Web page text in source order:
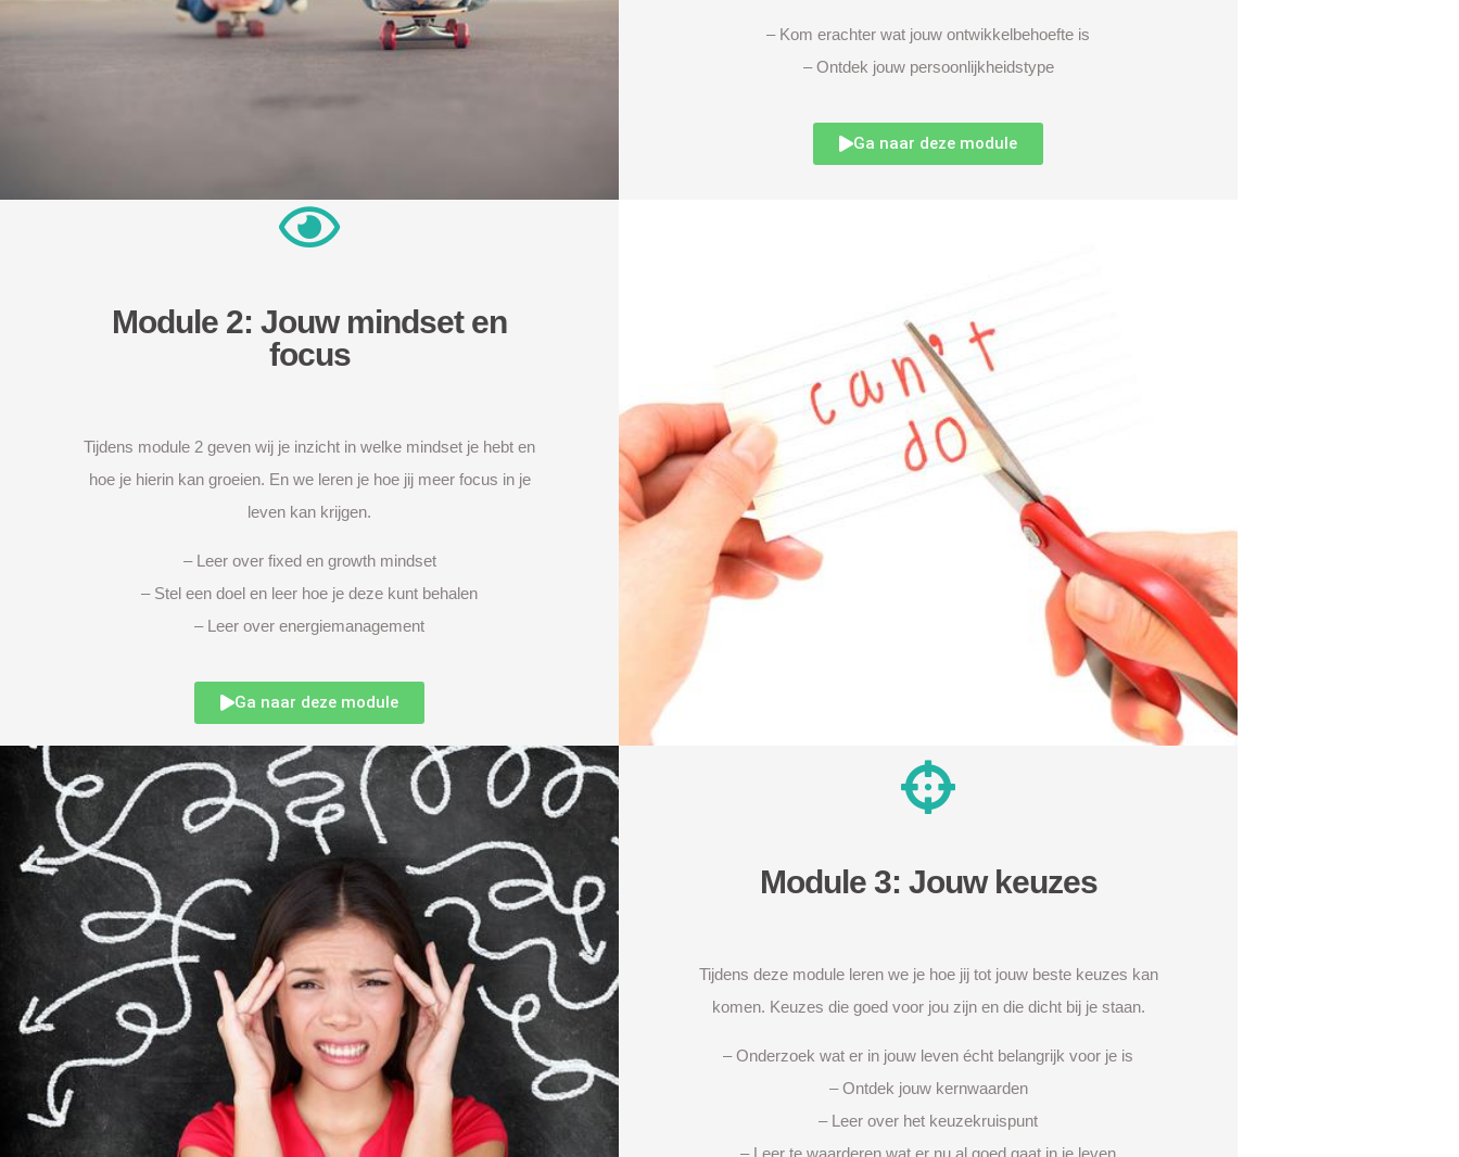
– Kom erachter wat jouw ontwikkelbehoefte is
– Ontdek jouw persoonlijkheidstype
Ga naar deze module
Module 2: Jouw mindset en
focus
Tijdens module 2 geven wij je inzicht in welke mindset je hebt en
hoe je hierin kan groeien. En we leren je hoe jij meer focus in je
leven kan krijgen.
– Leer over fixed en growth mindset
– Stel een doel en leer hoe je deze kunt behalen
– Leer over energiemanagement
Ga naar deze module
Module 3: Jouw keuzes
Tijdens deze module leren we je hoe jij tot jouw beste keuzes kan
komen. Keuzes die goed voor jou zijn en die dicht bij je staan.
– Onderzoek wat er in jouw leven écht belangrijk voor je is
– Ontdek jouw kernwaarden
– Leer over het keuzekruispunt
– Leer te waarderen wat er nu al goed gaat in je leven